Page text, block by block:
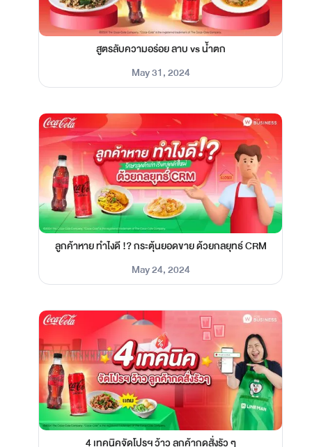
สูตรลับความอร่อย ลาบ vs น้ำตก
May 31, 2024
ลูกค้าหาย ทำไงดี !? กระตุ้นยอดขาย ด้วยกลยุทธ์ CRM
May 24, 2024
4 เทคนิคจัดโปรฯ ว้าว ลูกค้ากดสั่งรัว ๆ